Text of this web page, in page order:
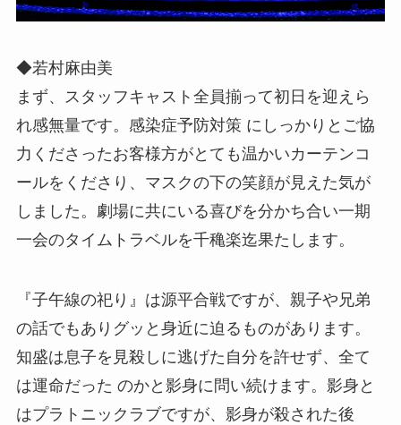
◆若村麻由美
まず、スタッフキャスト全員揃って初日を迎えら
れ感無量です。感染症予防対策 にしっかりとご協
力くださったお客様方がとても温かいカーテンコ
ールをくださり、マスクの下の笑顔が見えた気が
しました。劇場に共にいる喜びを分かち合い一期
一会のタイムトラベルを千穐楽迄果たします。
『子午線の祀り』は源平合戦ですが、親子や兄弟
の話でもありグッと身近に迫るものがあります。
知盛は息子を見殺しに逃げた自分を許せず、全て
は運命だった のかと影身に問い続けます。影身と
はプラトニックラブですが、影身が殺された後